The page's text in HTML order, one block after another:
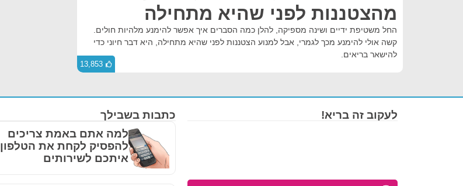
מהצטננות לפני שהיא מתחילה
החל משטיפת ידיים ושינה מספיקה, להלן כמה הסברים איך אפשר להימנע מלהיות חולים.
קשה אולי להימנע מכך לגמרי, אבל למנוע הצטננות לפני שהיא מתחילה, היא דבר חיוני כדי
להישאר בריאים.
13,853
כתבות בשבילך
למה אתם באמת צריכים
להפסיק לקחת את הטלפון
איתכם לשירותים
לעקוב זה בריא!